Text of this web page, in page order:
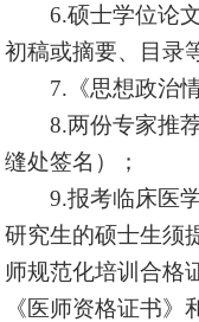
6.硕士学位论
初稿或摘要、目录
7.《思想政治
8.两份专家推
缝处签名）；
9.报考临床医
研究生的硕士生须
师规范化培训合格
《医师资格证书》